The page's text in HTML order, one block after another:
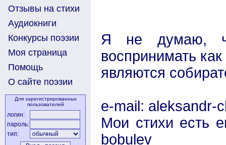
Отзывы на стихи
Аудиокниги
Конкурсы поэзии
Моя страница
Помощь
О сайте поэзии
Для зарегистрированных
пользователей
логин:
пароль:
тип:
Я не думаю,
воспринимать
являются
e-mail: aleksandr-
Мои стихи есть
bobulev